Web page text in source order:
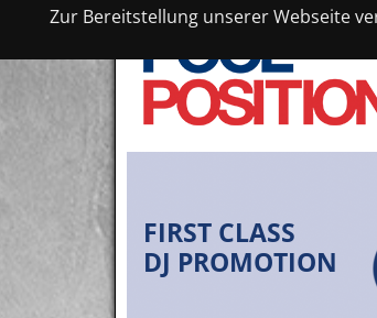
Zur Bereitstellung unserer Webseite
FIRST CLASS
DJ PROMOTION